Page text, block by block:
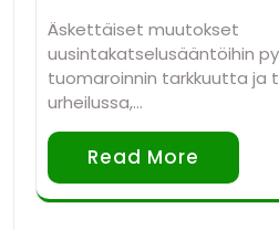
Äskettäiset muutokset
uusintakatselusääntöihin
tuomaroinnin tarkkuutta ja
urheilussa,…
Read More